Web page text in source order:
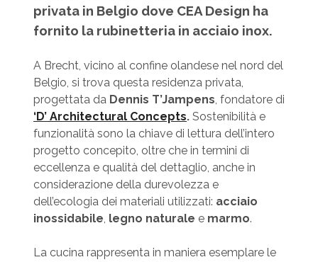
privata in Belgio dove CEA Design ha
fornito la rubinetteria in acciaio inox.
A Brecht, vicino al confine olandese nel nord del
Belgio, si trova questa residenza privata,
progettata da Dennis T’Jampens, fondatore di
‘D’ Architectural Concepts.Sostenibilità e
funzionalità sono la chiave di lettura dell’intero
progetto concepito, oltre che in termini di
eccellenza e qualità del dettaglio, anche in
considerazione della durevolezza e
dell’ecologia dei materiali utilizzati: acciaio
inossidabile, legno naturale e marmo.
La cucina rappresenta in maniera esemplare le